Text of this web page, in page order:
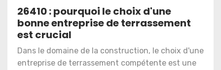
26410 : pourquoi le choix d'une
bonne entreprise de terrassement
est crucial
Dans le domaine de la construction, le choix d'une
entreprise de terrassement compétente est une